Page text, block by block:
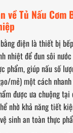
về Tủ Nấu Cơm
điện là thiết bị
nhiệt để đun sôi
phẩm, giúp nấu số
mẻ) một cách
được ưa chuộng tại
nhờ khả năng tiết
sinh an toàn thực